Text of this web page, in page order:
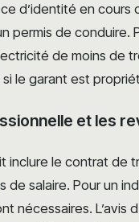
d’identité en
permis de conduire.
de moins de
le garant est
et les
inclure le contrat de
de salaire. Pour un
nécessaires. L’avis